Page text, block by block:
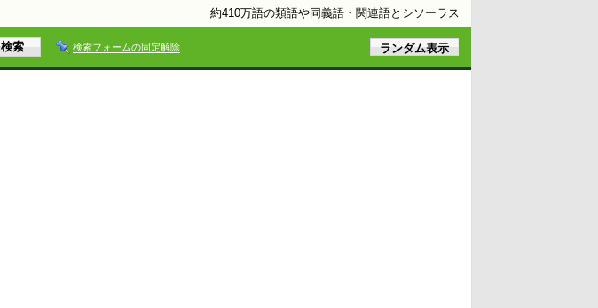
約410万語の類語や同義語・関連語とシソーラス
検索フォームの固定解除